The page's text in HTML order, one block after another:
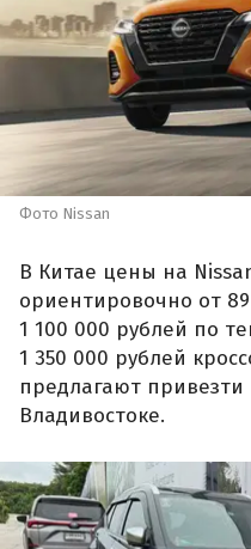
Фото Nissan
В Китае цены на
ориентировочно от
1 100 000 рублей по
1 350 000 рублей
предлагают привезти
Владивостоке.